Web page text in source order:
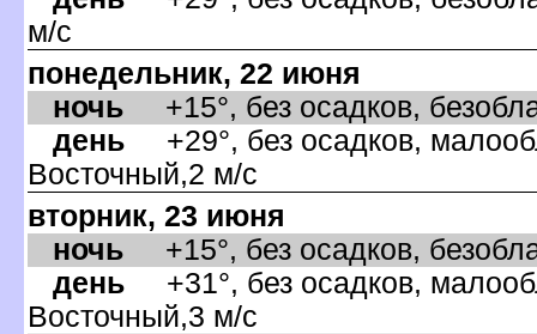
м/с
понедельник, 22 июня
ночь +15°, без осадков,
день +29°, без осадков,
осточный,2 м/с
торник, 23 июня
ночь +15°, без осадков,
день +31°, без осадков,
осточный,3 м/с